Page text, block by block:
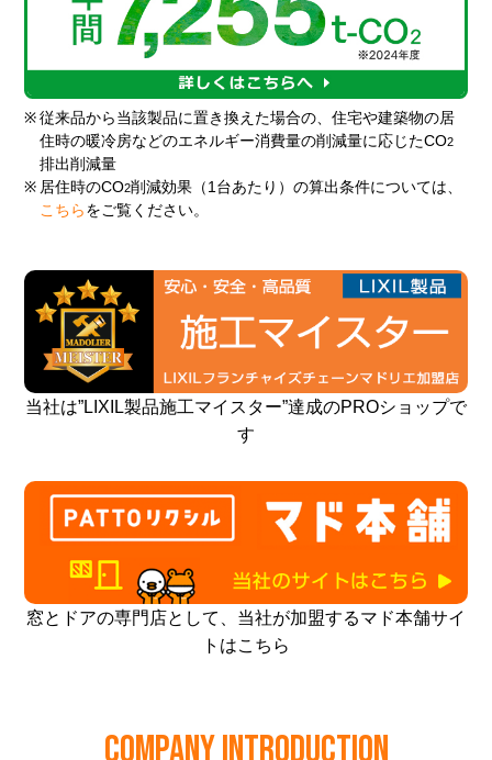
※ 従来品から当該製品に置き換えた場合の、住宅や建築物の居
住時の暖冷房などのエネルギー消費量の削減量に応じたCO2
排出削減量
※ 居住時のCO2削減効果（1台あたり）の算出条件については、
こちら をご覧ください。
当社は”LIXIL製品施工マイスター”達成のPROショップで
す
窓とドアの専門店として、当社が加盟するマド本舗サイ
トはこちら